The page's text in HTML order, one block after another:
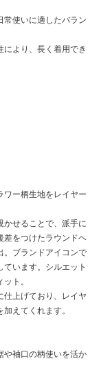
常使いに適したバラン
により、長く着用でき
ワー柄生地をレイヤー
かせることで、派手に
差をつけたラウンドヘ
。ブランドアイコンで
います。シルエット
ト。
仕上げており、レイヤ
えてくれます。
や袖口の柄使いを活か